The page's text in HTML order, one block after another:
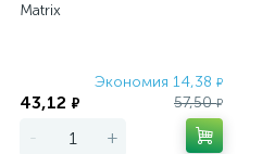
Matrix
Экономия 14,38 ₽
43,12 ₽ 57,50₽
- +